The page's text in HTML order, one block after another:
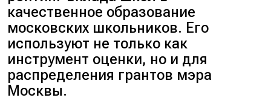
качественное образование
московских школьников. Его
используют не только как
инструмент оценки, но и для
распределения грантов мэра
Москвы.